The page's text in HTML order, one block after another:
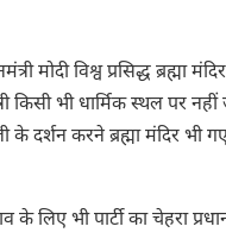
मोदी विश्व प्रसिद्ध ब्रह्मा
किसी भी धार्मिक स्थल पर
दर्शन करने ब्रह्मा मंदिर भी
भी पार्टी का चेहरा